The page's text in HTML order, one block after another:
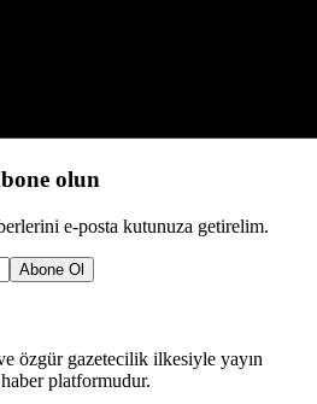
olun
e-posta kutunuza getirelim.
Abone Ol
özgür gazetecilik ilkesiyle yayın
platformudur.